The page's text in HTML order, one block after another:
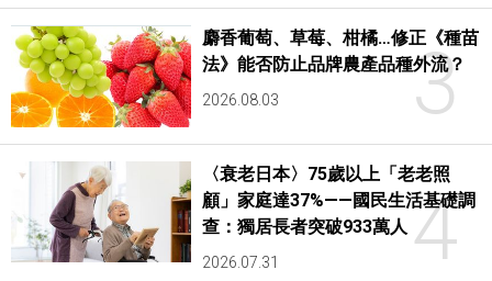
3
麝香葡萄、草莓、柑橘…修正《種苗
法》能否防止品牌農產品種外流？
2026.08.03
4
〈衰老日本〉75歲以上「老老照
顧」家庭達37%——國民生活基礎調
查：獨居長者突破933萬人
2026.07.31